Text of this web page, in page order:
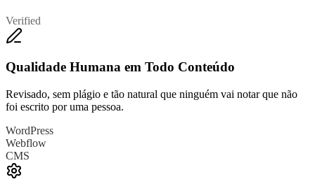
Verified
Qualidade Humana em Todo Conteúdo
Revisado, sem plágio e tão natural que ninguém vai notar que não
foi escrito por uma pessoa.
WordPress
Webflow
CMS